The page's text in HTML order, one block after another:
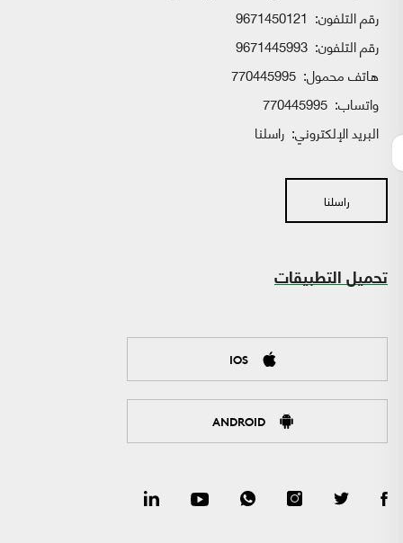
رقم التلفون: 9671450121
رقم التلفون: 9671445993
هاتف محمول: 770445995
واتساب:
البريد الإلكتروني: راسلنا
راسلنا
تحميل التطبيقات
IOS
ANDROID